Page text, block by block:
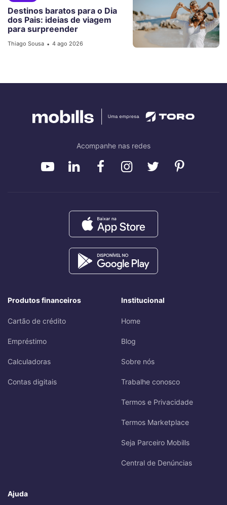
Destinos baratos para o Dia
dos Pais: ideias de viagem
para surpreender
Thiago Sousa • 4 ago 2026
Acompanhe nas redes
Produtos financeiros
Cartão de crédito
Empréstimo
Calculadoras
Contas digitais
Institucional
Home
Blog
Sobre nós
Trabalhe conosco
Termos e Privacidade
Termos Marketplace
Seja Parceiro Mobills
Central de Denúncias
Ajuda